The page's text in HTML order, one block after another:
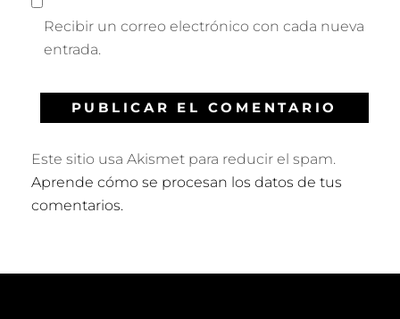
Recibir un correo electrónico con cada nueva
entrada.
Este sitio usa Akismet para reducir el spam.
Aprende cómo se procesan los datos de tus
comentarios.